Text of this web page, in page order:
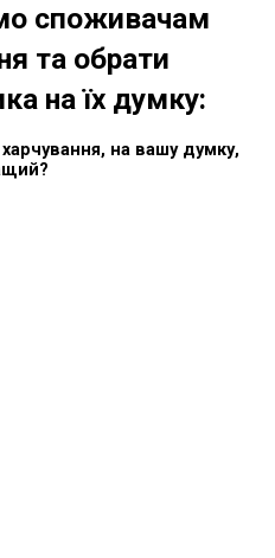
споживачам
та обрати
на їх думку:
на вашу думку,